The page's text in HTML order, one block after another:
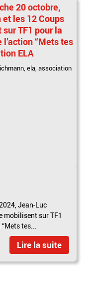
20 octobre,
les 12 Coups
TF1 pour la
“Mets tes
ELA
,ela,association
Jean-Luc
mobilisent sur TF1
tes...
Lire la suite